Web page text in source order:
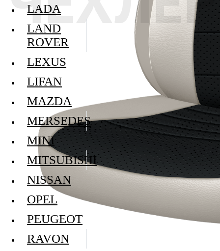
LADA
LAND
ROVER
LEXUS
LIFAN
MAZDA
MERSEDES
MINI
MITSUBISHI
NISSAN
OPEL
PEUGEOT
RAVON